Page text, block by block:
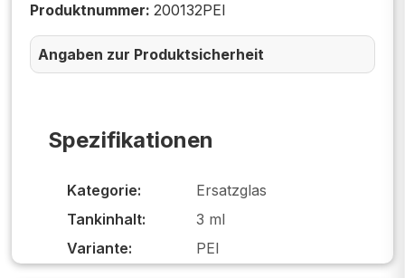
Spezifikationen
Kategorie:
Ersatzglas
Tankinhalt:
3 ml
Variante:
PEI
Produktnummer: 200132PEI
Angaben zur Produktsicherheit